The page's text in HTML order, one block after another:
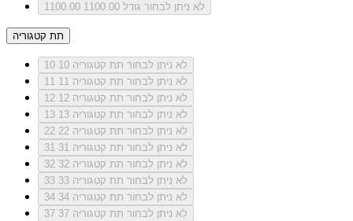
1100.00 לא ניתן לבחור גודל 1100.00
תת קטגוריה
10
לא ניתן לבחור תת קטגוריה 10
11
לא ניתן לבחור תת קטגוריה 11
12
לא ניתן לבחור תת קטגוריה 12
13
לא ניתן לבחור תת קטגוריה 13
22
לא ניתן לבחור תת קטגוריה 22
31
לא ניתן לבחור תת קטגוריה 31
32
לא ניתן לבחור תת קטגוריה 32
33
לא ניתן לבחור תת קטגוריה 33
34
לא ניתן לבחור תת קטגוריה 34
37
לא ניתן לבחור תת קטגוריה 37